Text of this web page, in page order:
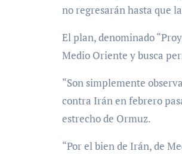
no regresarán hasta que
El plan, denominado
Medio Oriente y busca
“Son simplemente
contra Irán en febrero
estrecho de Ormuz.
“Por el bien de Irán, de